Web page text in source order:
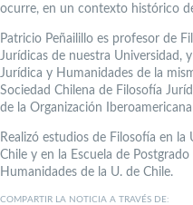
ocurre, en un contexto histórico
Patricio Peñailillo es profesor de
Jurídicas de nuestra Universidad,
Jurídica y Humanidades de la
Sociedad Chilena de Filosofía
de la Organización
Realizó estudios de Filosofía en
Chile y en la Escuela de
Humanidades de la U. de Chile.
COMPARTIR LA NOTICIA A TRAVÉS DE: